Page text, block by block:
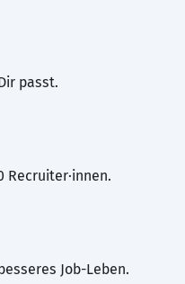
passt.
Recruiter·innen.
Job-Leben.